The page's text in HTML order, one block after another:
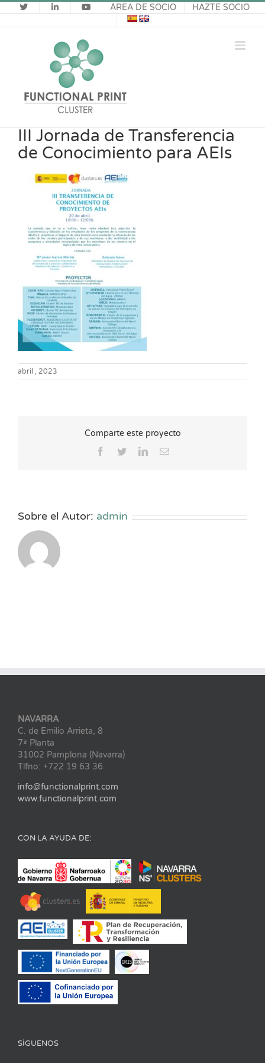
Saltar
al
contenido
ÁREA DE SOCIO HAZTE SOCIO
III Jornada de Transferencia
de Conocimiento para AEIs
abril , 2023
Comparte este proyecto
Facebook
TwitterLinkedInCorreo
Sobre el Autor: admin
NAVARRA
C. de Emilio Arrieta, 8
7ª Planta
31002 Pamplona (Navarra)
Tlfno: +722 19 63 36
info@functionalprint.com
www.functionalprint.com
CON LA AYUDA DE:
SÍGUENOS